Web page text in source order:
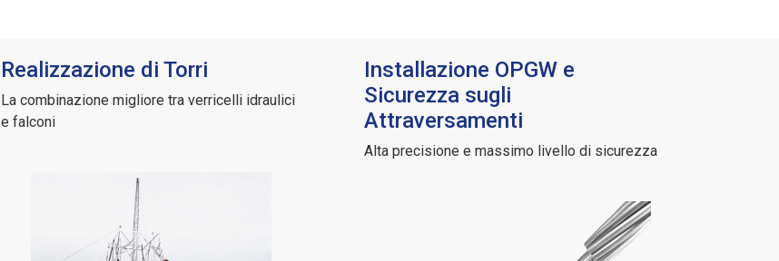
Realizzazione di Torri
La combinazione migliore tra verricelli idraulici
e falconi
Installazione OPGW e
Sicurezza sugli
Attraversamenti
Alta precisione e massimo livello di sicurezza